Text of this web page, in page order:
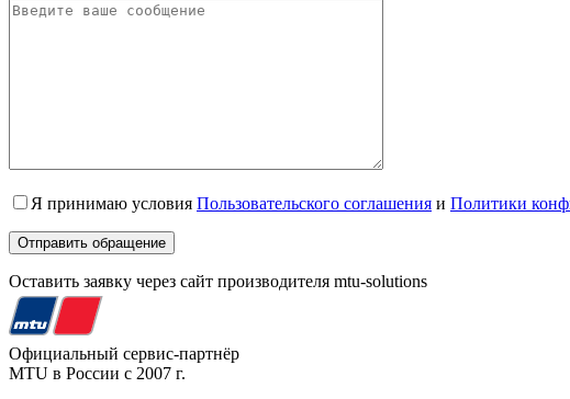
Я принимаю условия Пользовательского соглашения и Политики
Оставить заявку через сайт производителя mtu-solutions
Официальный сервис-партнёр
MTU в России с 2007 г.